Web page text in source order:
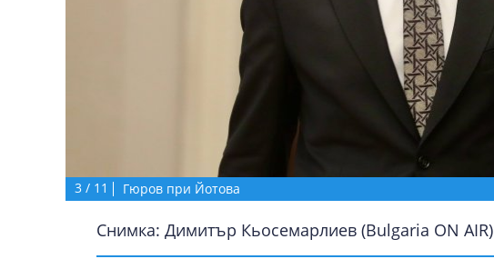
3 / 11 Гюров при Йотова
Снимка: Димитър Кьосемарлиев (Bulgaria ON AIR)